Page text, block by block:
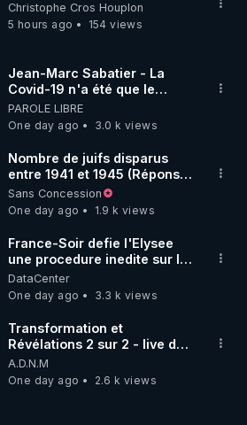
Christophe Cros Houplon
5 hours ago
154 views
Jean-Marc Sabatier - La
Covid-19 n'a été que le
début - L'ARNm & l'ARNm-aa
jusqu où auront-t-il ?
PAROLE LIBRE
One day ago
3.0 k views
Nombre de juifs disparus
entre 1941 et 1945 (Réponse
à mes accusateurs)
Sans Concession
One day ago
1.9 k views
France-Soir defie l'Elysee
une procedure inedite sur la
sante du president - Nexus
DataCenter
One day ago
3.3 k views
Transformation et
Révélations 2 sur 2 - live du
07/08/26
A.D.N.M
One day ago
2.6 k views